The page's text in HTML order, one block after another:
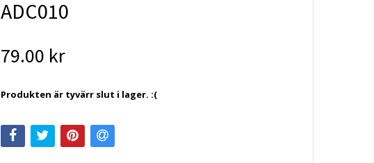
ADC010
79.00 kr
Produkten är tyvärr slut i lager. :(